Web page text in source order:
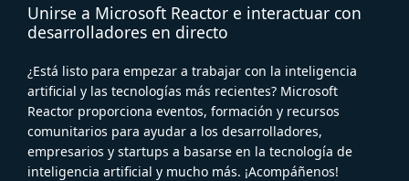
Unirse a Microsoft Reactor e interactuar con
desarrolladores en directo
¿Está listo para empezar a trabajar con la inteligencia
artificial y las tecnologías más recientes? Microsoft
Reactor proporciona eventos, formación y recursos
comunitarios para ayudar a los desarrolladores,
empresarios y startups a basarse en la tecnología de
inteligencia artificial y mucho más. ¡Acompáñenos!